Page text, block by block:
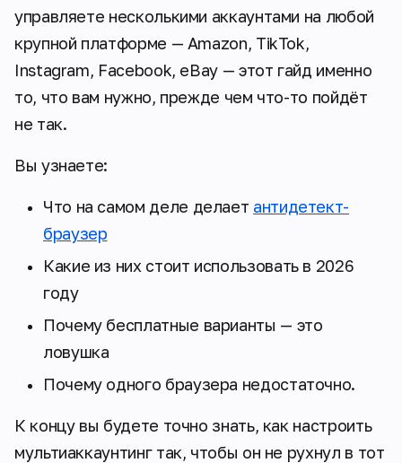
управляете несколькими аккаунтами на любой
крупной платформе — Amazon, TikTok,
Instagram, Facebook, eBay — этот гайд именно
то, что вам нужно, прежде чем что-то пойдёт
не так.
Вы узнаете:
Что на самом деле делает антидетект-
браузер
Какие из них стоит использовать в 2026
году
Почему бесплатные варианты — это
ловушка
Почему одного браузера недостаточно.
К концу вы будете точно знать, как настроить
мультиаккаунтинг так, чтобы он не рухнул в тот